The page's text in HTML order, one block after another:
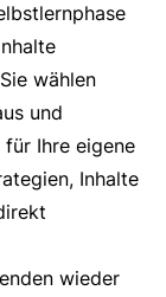
wählen
und
Ihre eigene
Inhalte
wieder